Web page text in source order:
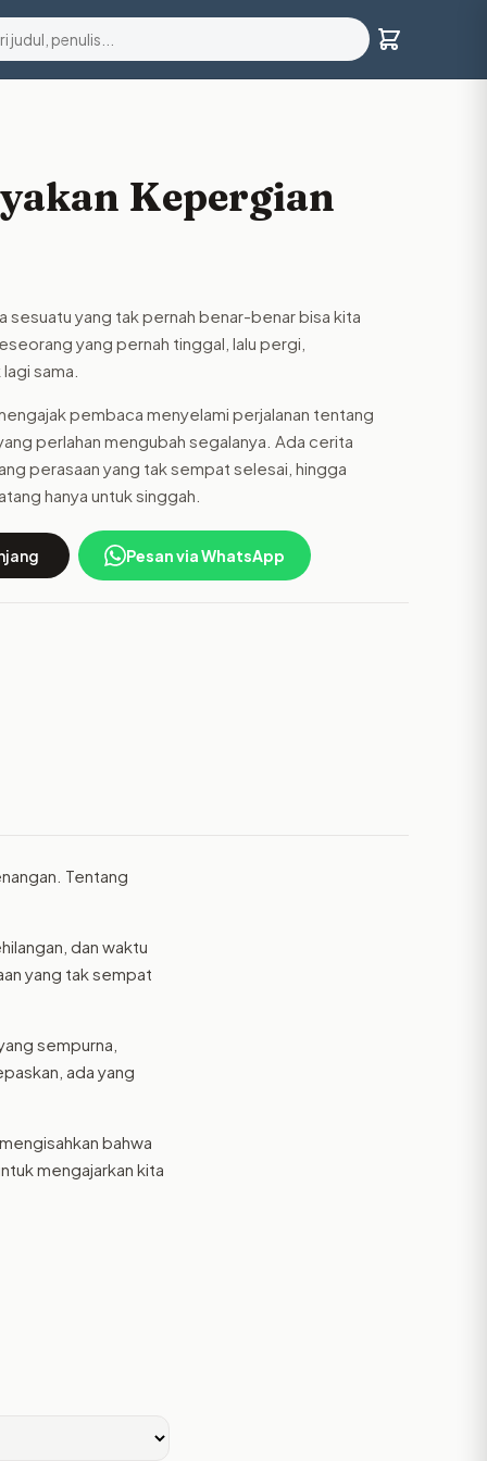
Kepergian
sesuatu yang tak pernah benar-benar bisa kita
yang pernah tinggal, lalu pergi,
sama.
pembaca menyelami perjalanan tentang
perlahan mengubah segalanya. Ada cerita
perasaan yang tak sempat selesai, hingga
hanya untuk singgah.
Pesan via WhatsApp
Tentang
dan waktu
yang tak sempat
sempurna,
ada yang
bahwa
mengajarkan kita